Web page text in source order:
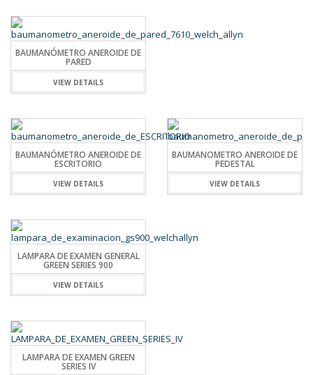
BAUMANÓMETRO ANEROIDE DE
PARED
VIEW DETAILS
BAUMANÓMETRO ANEROIDE DE
ESCRITORIO
VIEW DETAILS
BAUMANOMETRO ANEROIDE DE
PEDESTAL
VIEW DETAILS
LAMPARA DE EXAMEN GENERAL
GREEN SERIES 900
VIEW DETAILS
LAMPARA DE EXAMEN GREEN
SERIES IV